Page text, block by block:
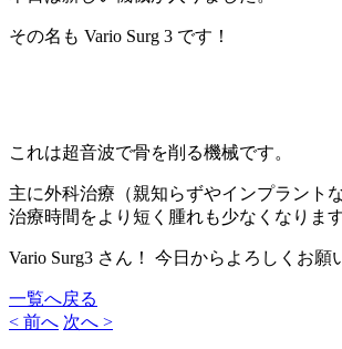
その名も Vario Surg 3 です！
これは超音波で骨を削る機械です。
主に外科治療（親知らずやインプラント
治療時間をより短く腫れも少なくなります
Vario Surg3 さん！ 今日からよろしくお願
一覧へ戻る
< 前へ 次へ >